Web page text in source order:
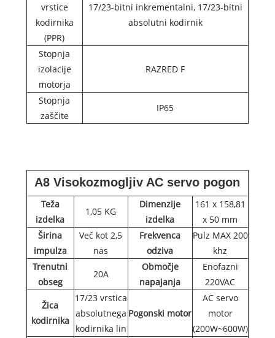
vrstice
kodirnika
(PPR)
17/23-bitni inkrementalni, 17/23-bitni
absolutni kodirnik
Stopnja
izolacije
motorja
RAZRED F
Stopnja
zaščite
IP65
A8 Visokozmogljiv AC servo pogon
Teža
izdelka
1,05 KG
Dimenzije
izdelka
161 x 158,81
x 50 mm
Širina
impulza
Več kot 2,5
nas
Frekvenca
odziva
Pulz MAX 200
khz
Trenutni
obseg
20A
Območje
napajanja
Enofazni
220VAC
Žica
kodirnika
17/23 vrstica
absolutnega
kodirnika lin
Pogonski motor
AC servo
motor
(200W~600W)